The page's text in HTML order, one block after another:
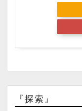
『探索』